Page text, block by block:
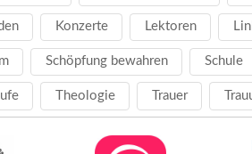
Konzerte Lektoren
Schöpfung bewahren Schule
Theologie Trauer